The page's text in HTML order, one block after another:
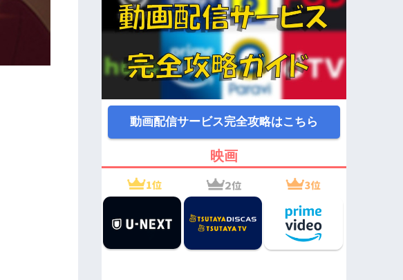
動画配信サービス完全攻略はこちら
映画